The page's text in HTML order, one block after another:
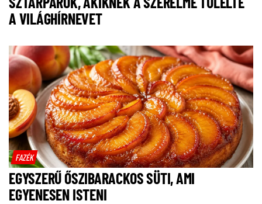
A VILÁGHÍRNEVET
FAZÉK
EGYSZERŰ ŐSZIBARACKOS SÜTI, AMI
EGYENESEN ISTENI